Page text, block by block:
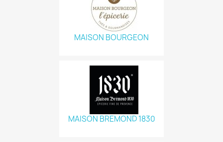
MAISON BOURGEON
MAISON BREMOND 1830